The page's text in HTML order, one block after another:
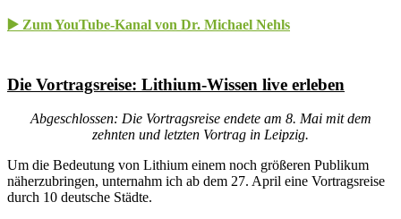
▶️ Zum YouTube-Kanal von Dr. Michael Nehls
Die Vortragsreise: Lithium-Wissen live erleben
Abgeschlossen: Die Vortragsreise endete am 8. Mai mit dem
zehnten und letzten Vortrag in Leipzig.
Um die Bedeutung von Lithium einem noch größeren Publikum
näherzubringen, unternahm ich ab dem 27. April eine Vortragsreise
durch 10 deutsche Städte.